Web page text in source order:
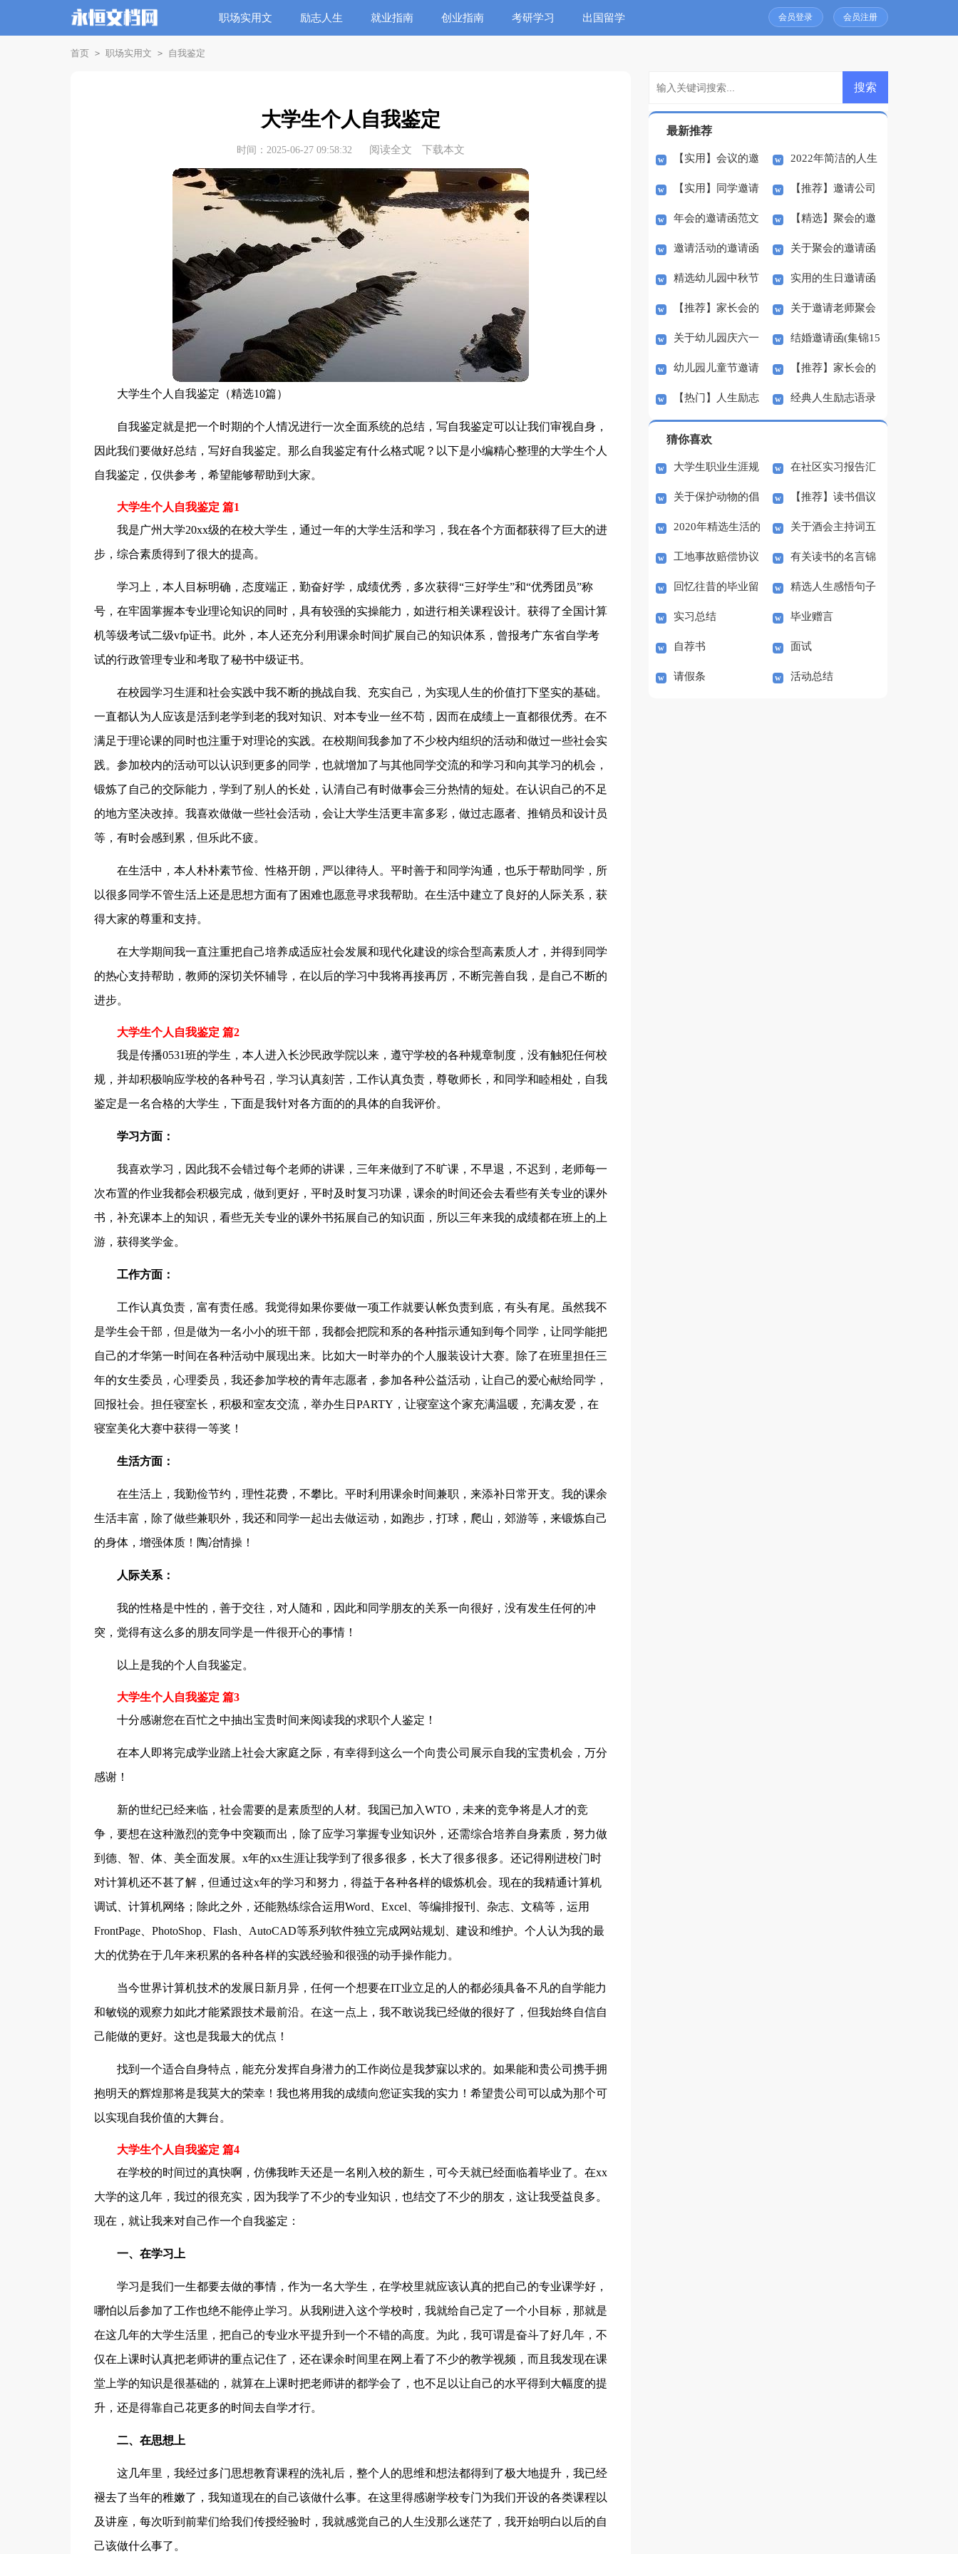
职场实用文 励志人生 就业指南 创业指南 考研学习 出国留学 会员登录 会员注册
首页 > 职场实用文 > 自我鉴定
大学生个人自我鉴定
时间：2025-06-27 09:58:32 阅读全文 下载本文
大学生个人自我鉴定（精选10篇）
自我鉴定就是把一个时期的个人情况进行一次全面系统的总结，写自我鉴定可以让我们审视自身，
因此我们要做好总结，写好自我鉴定。那么自我鉴定有什么格式呢？以下是小编精心整理的大学生个人
自我鉴定，仅供参考，希望能够帮助到大家。
大学生个人自我鉴定 篇1
我是广州大学20xx级的在校大学生，通过一年的大学生活和学习，我在各个方面都获得了巨大的进
步，综合素质得到了很大的提高。
学习上，本人目标明确，态度端正，勤奋好学，成绩优秀，多次获得“三好学生”和“优秀团员”称
号，在牢固掌握本专业理论知识的同时，具有较强的实操能力，如进行相关课程设计。获得了全国计算
机等级考试二级vfp证书。此外，本人还充分利用课余时间扩展自己的知识体系，曾报考广东省自学考
试的行政管理专业和考取了秘书中级证书。
在校园学习生涯和社会实践中我不断的挑战自我、充实自己，为实现人生的价值打下坚实的基础。
一直都认为人应该是活到老学到老的我对知识、对本专业一丝不苟，因而在成绩上一直都很优秀。在不
满足于理论课的同时也注重于对理论的实践。在校期间我参加了不少校内组织的活动和做过一些社会实
践。参加校内的活动可以认识到更多的同学，也就增加了与其他同学交流的和学习和向其学习的机会，
锻炼了自己的交际能力，学到了别人的长处，认清自己有时做事会三分热情的短处。在认识自己的不足
的地方坚决改掉。我喜欢做做一些社会活动，会让大学生活更丰富多彩，做过志愿者、推销员和设计员
等，有时会感到累，但乐此不疲。
在生活中，本人朴朴素节俭、性格开朗，严以律待人。平时善于和同学沟通，也乐于帮助同学，所
以很多同学不管生活上还是思想方面有了困难也愿意寻求我帮助。在生活中建立了良好的人际关系，获
得大家的尊重和支持。
在大学期间我一直注重把自己培养成适应社会发展和现代化建设的综合型高素质人才，并得到同学
的热心支持帮助，教师的深切关怀辅导，在以后的学习中我将再接再厉，不断完善自我，是自己不断的
进步。
大学生个人自我鉴定 篇2
我是传播0531班的学生，本人进入长沙民政学院以来，遵守学校的各种规章制度，没有触犯任何校
规，并却积极响应学校的各种号召，学习认真刻苦，工作认真负责，尊敬师长，和同学和睦相处，自我
鉴定是一名合格的大学生，下面是我针对各方面的的具体的自我评价。
学习方面：
我喜欢学习，因此我不会错过每个老师的讲课，三年来做到了不旷课，不早退，不迟到，老师每一
次布置的作业我都会积极完成，做到更好，平时及时复习功课，课余的时间还会去看些有关专业的课外
书，补充课本上的知识，看些无关专业的课外书拓展自己的知识面，所以三年来我的成绩都在班上的上
游，获得奖学金。
工作方面：
工作认真负责，富有责任感。我觉得如果你要做一项工作就要认帐负责到底，有头有尾。虽然我不
是学生会干部，但是做为一名小小的班干部，我都会把院和系的各种指示通知到每个同学，让同学能把
自己的才华第一时间在各种活动中展现出来。比如大一时举办的个人服装设计大赛。除了在班里担任三
年的女生委员，心理委员，我还参加学校的青年志愿者，参加各种公益活动，让自己的爱心献给同学，
回报社会。担任寝室长，积极和室友交流，举办生日PARTY，让寝室这个家充满温暖，充满友爱，在
寝室美化大赛中获得一等奖！
生活方面：
在生活上，我勤俭节约，理性花费，不攀比。平时利用课余时间兼职，来添补日常开支。我的课余
生活丰富，除了做些兼职外，我还和同学一起出去做运动，如跑步，打球，爬山，郊游等，来锻炼自己
的身体，增强体质！陶冶情操！
人际关系：
我的性格是中性的，善于交往，对人随和，因此和同学朋友的关系一向很好，没有发生任何的冲
突，觉得有这么多的朋友同学是一件很开心的事情！
以上是我的个人自我鉴定。
大学生个人自我鉴定 篇3
十分感谢您在百忙之中抽出宝贵时间来阅读我的求职个人鉴定！
在本人即将完成学业踏上社会大家庭之际，有幸得到这么一个向贵公司展示自我的宝贵机会，万分
感谢！
新的世纪已经来临，社会需要的是素质型的人材。我国已加入WTO，未来的竞争将是人才的竞
争，要想在这种激烈的竞争中突颖而出，除了应学习掌握专业知识外，还需综合培养自身素质，努力做
到德、智、体、美全面发展。x年的xx生涯让我学到了很多很多，长大了很多很多。还记得刚进校门时
对计算机还不甚了解，但通过这x年的学习和努力，得益于各种各样的锻炼机会。现在的我精通计算机
调试、计算机网络；除此之外，还能熟练综合运用Word、Excel、等编排报刊、杂志、文稿等，运用
FrontPage、PhotoShop、Flash、AutoCAD等系列软件独立完成网站规划、建设和维护。个人认为我的最
大的优势在于几年来积累的各种各样的实践经验和很强的动手操作能力。
当今世界计算机技术的发展日新月异，任何一个想要在IT业立足的人的都必须具备不凡的自学能力
和敏锐的观察力如此才能紧跟技术最前沿。在这一点上，我不敢说我已经做的很好了，但我始终自信自
己能做的更好。这也是我最大的优点！
找到一个适合自身特点，能充分发挥自身潜力的工作岗位是我梦寐以求的。如果能和贵公司携手拥
抱明天的辉煌那将是我莫大的荣幸！我也将用我的成绩向您证实我的实力！希望贵公司可以成为那个可
以实现自我价值的大舞台。
大学生个人自我鉴定 篇4
在学校的时间过的真快啊，仿佛我昨天还是一名刚入校的新生，可今天就已经面临着毕业了。在xx
大学的这几年，我过的很充实，因为我学了不少的专业知识，也结交了不少的朋友，这让我受益良多。
现在，就让我来对自己作一个自我鉴定：
一、在学习上
学习是我们一生都要去做的事情，作为一名大学生，在学校里就应该认真的把自己的专业课学好，
哪怕以后参加了工作也绝不能停止学习。从我刚进入这个学校时，我就给自己定了一个小目标，那就是
在这几年的大学生活里，把自己的专业水平提升到一个不错的高度。为此，我可谓是奋斗了好几年，不
仅在上课时认真把老师讲的重点记住了，还在课余时间里在网上看了不少的教学视频，而且我发现在课
堂上学的知识是很基础的，就算在上课时把老师讲的都学会了，也不足以让自己的水平得到大幅度的提
升，还是得靠自己花更多的时间去自学才行。
二、在思想上
这几年里，我经过多门思想教育课程的洗礼后，整个人的思维和想法都得到了极大地提升，我已经
褪去了当年的稚嫩了，我知道现在的自己该做什么事。在这里得感谢学校专门为我们开设的各类课程以
及讲座，每次听到前辈们给我们传授经验时，我就感觉自己的人生没那么迷茫了，我开始明白以后的自
己该做什么事了。
最新推荐
【实用】会议的邀
请函范文汇总10篇
2022年简洁的人生
励志语录29条
【实用】同学邀请
函范文汇总6篇
【推荐】邀请公司
邀请函范文汇总九篇
年会的邀请函范文
汇总六篇
【精选】聚会的邀
请函范文汇总5篇
邀请活动的邀请函
范文汇总6篇
关于聚会的邀请函
范文汇总5篇
精选幼儿园中秋节
邀请函三篇
实用的生日邀请函
范文集锦五篇
【推荐】家长会的
邀请函集锦七篇
关于邀请老师聚会
的邀请函模板集锦六篇
关于幼儿园庆六一
邀请函四篇
结婚邀请函(集锦15
篇)
幼儿园儿童节邀请
函锦集10篇
【推荐】家长会的
邀请函4篇
【热门】人生励志 经典人生励志语录
猜你喜欢
大学生职业生涯规
划大赛的策划书
在社区实习报告汇
总九篇
关于保护动物的倡
议书小学8篇
【推荐】读书倡议
书汇编7篇
2020年精选生活的
名言汇编79句
关于酒会主持词五
篇
工地事故赔偿协议
书
有关读书的名言锦
集36句
回忆往昔的毕业留
言
精选人生感悟句子
汇编48句
实习总结 毕业赠言
自荐书 面试
请假条 活动总结